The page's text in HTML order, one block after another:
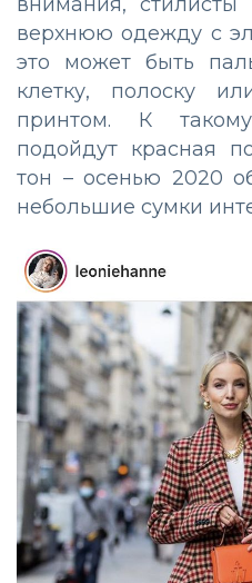
верхнюю одежду с
это может быть
клетку, полоску
принтом. К
подойдут красная
тон – осенью 2020
небольшие сумки